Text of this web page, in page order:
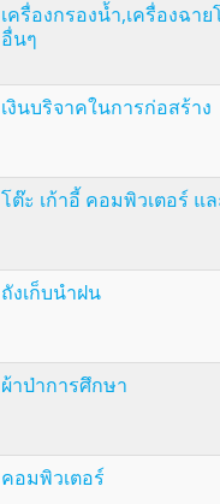
เครื่องกรองน้ำ,เครื่องฉาย
อื่นๆ
เงินบริจาคในการก่อสร้าง
โต๊ะ เก้าอี้ คอมพิวเตอร์
ถังเก็บนำฝน
ผ้าป่าการศึกษา
คอมพิวเตอร์